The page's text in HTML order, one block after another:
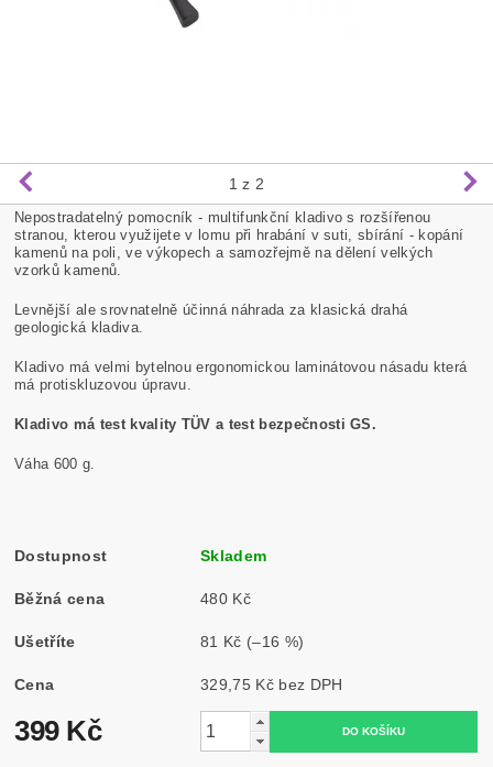
1 z 2
Nepostradatelný pomocník - multifunkční kladivo s rozšířenou
stranou, kterou využijete v lomu při hrabání v suti, sbírání - kopání
kamenů na poli, ve výkopech a samozřejmě na dělení velkých
vzorků kamenů.
Levnější ale srovnatelně účinná náhrada za klasická drahá
geologická kladiva.
Kladivo má velmi bytelnou ergonomickou laminátovou násadu která
má protiskluzovou úpravu.
Kladivo má test kvality TÜV a test bezpečnosti GS.
Váha 600 g.
Dostupnost Skladem
Běžná cena 480 Kč
Ušetříte 81 Kč (–16 %)
Cena 329,75 Kč bez DPH
399 Kč